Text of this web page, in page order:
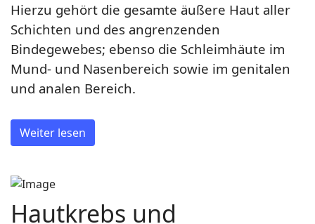
Hierzu gehört die gesamte äußere Haut aller
Schichten und des angrenzenden
Bindegewebes; ebenso die Schleimhäute im
Mund- und Nasenbereich sowie im genitalen
und analen Bereich.
Weiter lesen
Hautkrebs und